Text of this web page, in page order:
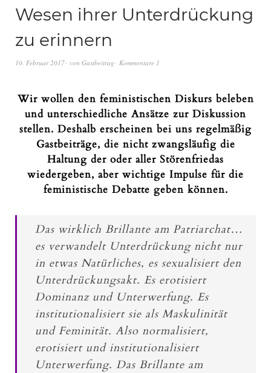
Wesen ihrer Unterdrückung
zu erinnern
10. Februar 2017 von Gastbeitrag Kommentare 1
Wir wollen den feministischen Diskurs beleben
und unterschiedliche Ansätze zur Diskussion
stellen. Deshalb erscheinen bei uns regelmäßig
Gastbeiträge, die nicht zwangsläufig die
Haltung der oder aller Störenfriedas
wiedergeben, aber wichtige Impulse für die
feministische Debatte geben können.
Das wirklich Brillante am Patriarchat…
es verwandelt Unterdrückung nicht nur
in etwas Natürliches, es sexualisiert den
Unterdrückungsakt. Es erotisiert
Dominanz und Unterwerfung. Es
institutionalisiert sie als Maskulinität
und Feminität. Also normalisiert,
erotisiert und institutionalisiert
Unterwerfung. Das Brillante am